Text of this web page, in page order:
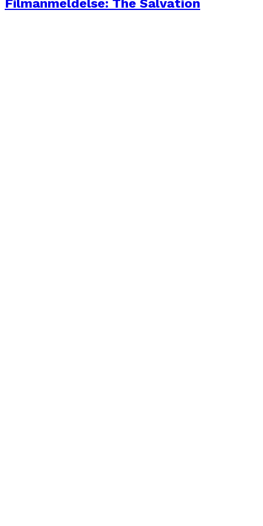
Filmanmeldelse: The Salvation